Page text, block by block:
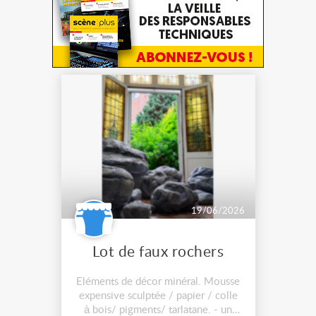
19/06/2026
Lot de faux rochers
Eléments de décor minéral. Mousse
expensive sculptée / papier / colle
à bois/ pigments/ tarlatane. - un